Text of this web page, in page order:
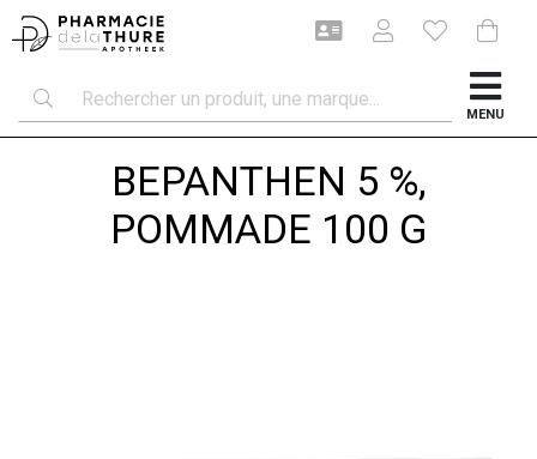
MENU
BEPANTHEN 5 %,
POMMADE 100 G